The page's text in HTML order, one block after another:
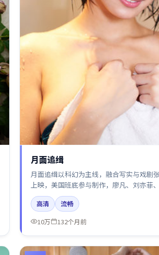
月面追缉
月面追缉以科幻为主线，融合写实与戏剧
上映，美国班底参与制作，廖凡、刘亦菲
在片中呈现细腻表演，影像风格统一，配
情绪曲线。
高清
流畅
10万
132个月前